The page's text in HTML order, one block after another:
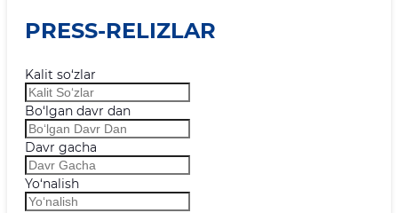
PRESS-RELIZLAR
Kalit so‘zlar
Bo‘lgan davr dan
Davr gacha
Yo‘nalish